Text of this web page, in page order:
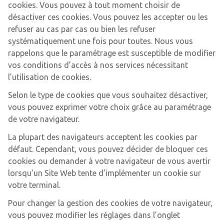
cookies. Vous pouvez à tout moment choisir de
désactiver ces cookies. Vous pouvez les accepter ou les
refuser au cas par cas ou bien les refuser
systématiquement une fois pour toutes. Nous vous
rappelons que le paramétrage est susceptible de modifier
vos conditions d’accès à nos services nécessitant
l’utilisation de cookies.
Selon le type de cookies que vous souhaitez désactiver,
vous pouvez exprimer votre choix grâce au paramétrage
de votre navigateur.
La plupart des navigateurs acceptent les cookies par
défaut. Cependant, vous pouvez décider de bloquer ces
cookies ou demander à votre navigateur de vous avertir
lorsqu’un Site Web tente d’implémenter un cookie sur
votre terminal.
Pour changer la gestion des cookies de votre navigateur,
vous pouvez modifier les réglages dans l’onglet